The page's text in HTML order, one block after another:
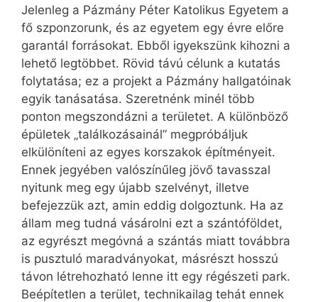
Jelenleg a Pázmány Péter Katolikus Egyetem a
fő szponzorunk, és az egyetem egy évre előre
garantál forrásokat. Ebből igyekszünk kihozni a
lehető legtöbbet. Rövid távú célunk a kutatás
folytatása; ez a projekt a Pázmány hallgatóinak
egyik tanásatása. Szeretnénk minél több
ponton megszondázni a területet. A különböző
épületek „találkozásainál” megpróbáljuk
elkülöníteni az egyes korszakok építményeit.
Ennek jegyében valószínűleg jövő tavasszal
nyitunk meg egy újabb szelvényt, illetve
befejezzük azt, amin eddig dolgoztunk. Ha az
állam meg tudná vásárolni ezt a szántóföldet,
az egyrészt megóvná a szántás miatt továbbra
is pusztuló maradványokat, másrészt hosszú
távon létrehozható lenne itt egy régészeti park.
Beépítetlen a terület, technikailag tehát ennek